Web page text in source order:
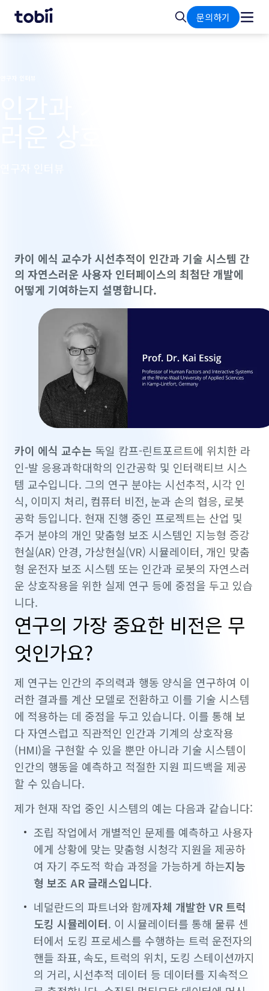
검
색
문의하기
카이 에식 교수가 시선추적이 인간과 기술 시스템 간
의 자연스러운 사용자 인터페이스의 최첨단 개발에
어떻게 기여하는지 설명합니다.
카이 에식 교수는 독일 캄프-린트포르트에 위치한 라
인-발 응용과학대학의 인간공학 및 인터랙티브 시스
템 교수입니다. 그의 연구 분야는 시선추적, 시각 인
식, 이미지 처리, 컴퓨터 비전, 눈과 손의 협응, 로봇
공학 등입니다. 현재 진행 중인 프로젝트는 산업 및
주거 분야의 개인 맞춤형 보조 시스템인 지능형 증강
현실(AR) 안경, 가상현실(VR) 시뮬레이터, 개인 맞춤
형 운전자 보조 시스템 또는 인간과 로봇의 자연스러
운 상호작용을 위한 실제 연구 등에 중점을 두고 있습
니다.
연구의 가장 중요한 비전은 무
엇인가요?
제 연구는 인간의 주의력과 행동 양식을 연구하여 이
러한 결과를 계산 모델로 전환하고 이를 기술 시스템
에 적용하는 데 중점을 두고 있습니다. 이를 통해 보
다 자연스럽고 직관적인 인간과 기계의 상호작용
(HMI)을 구현할 수 있을 뿐만 아니라 기술 시스템이
인간의 행동을 예측하고 적절한 지원 피드백을 제공
할 수 있습니다.
제가 현재 작업 중인 시스템의 예는 다음과 같습니다:
조립 작업에서 개별적인 문제를 예측하고 사용자
에게 상황에 맞는 맞춤형 시청각 지원을 제공하
여 자기 주도적 학습 과정을 가능하게 하는지능
형 보조 AR 글래스입니다.
네덜란드의 파트너와 함께자체 개발한VR 트럭
도킹 시뮬레이터. 이 시뮬레이터를 통해 물류 센
터에서 도킹 프로세스를 수행하는 트럭 운전자의
핸들 좌표, 속도, 트럭의 위치, 도킹 스테이션까지
의 거리, 시선추적 데이터 등 데이터를 지속적으